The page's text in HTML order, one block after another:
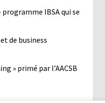
IBSA qui se
de business
» primé par l’AACSB